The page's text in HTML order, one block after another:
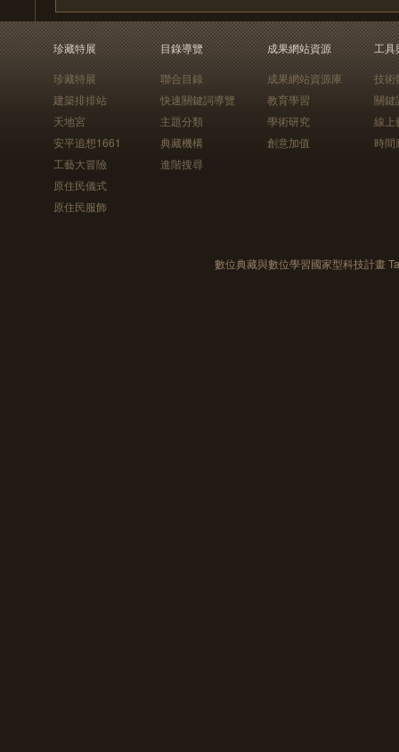
珍藏特展
珍藏特展
建築排排站
天地宮
安平追想1661
工藝大冒險
原住民儀式
原住民服飾
目錄導覽
聯合目錄
快速關鍵詞導覽
主題分類
典藏機構
進階搜尋
成果網站資源
成果網站資源庫
教育學習
學術研究
創意加值
工具
技術
關鍵
線上
時間
數位典藏與數位學習國家型科技計畫